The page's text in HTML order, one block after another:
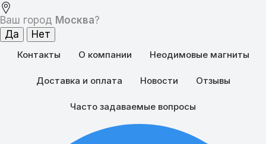
Ваш город Москва?
Контакты О компании Неодимовые магниты
Доставка и оплата Новости Отзывы
Часто задаваемые вопросы